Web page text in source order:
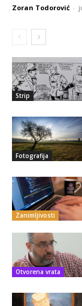
Zoran Todorović -
Strip
Fotografija
Zanimljivosti
Otvorena vrata